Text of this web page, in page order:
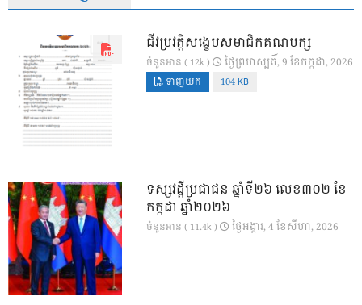
ជីវប្រវត្តិសង្ខេបសមាជិកគណបក្ស
ចំនួនអាន ( 12k ) ថ្ងៃ​ព្រហស្បតិ៍, 9 ខែ​កក្កដា, 2026
ទាញយក 104 KB
ទស្សវដ្តីប្រជាជន ឆ្នាំទី២៦ លេខ៣០២ ខែ
កក្កដា ឆ្នាំ២០២៦
ចំនួនអាន ( 11.4k ) ថ្ងៃ​អង្គារ, 4 ខែ​សីហា, 2026